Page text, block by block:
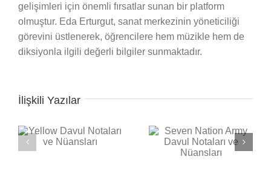
gelişimleri için önemli fırsatlar sunan bir platform
olmuştur. Eda Erturgut, sanat merkezinin yöneticiliği
görevini üstlenerek, öğrencilere hem müzikle hem de
diksiyonla ilgili değerli bilgiler sunmaktadır.
İlişkili Yazılar
Seven Nation Army
Back in Black Davul
Notaları ve Nüansları